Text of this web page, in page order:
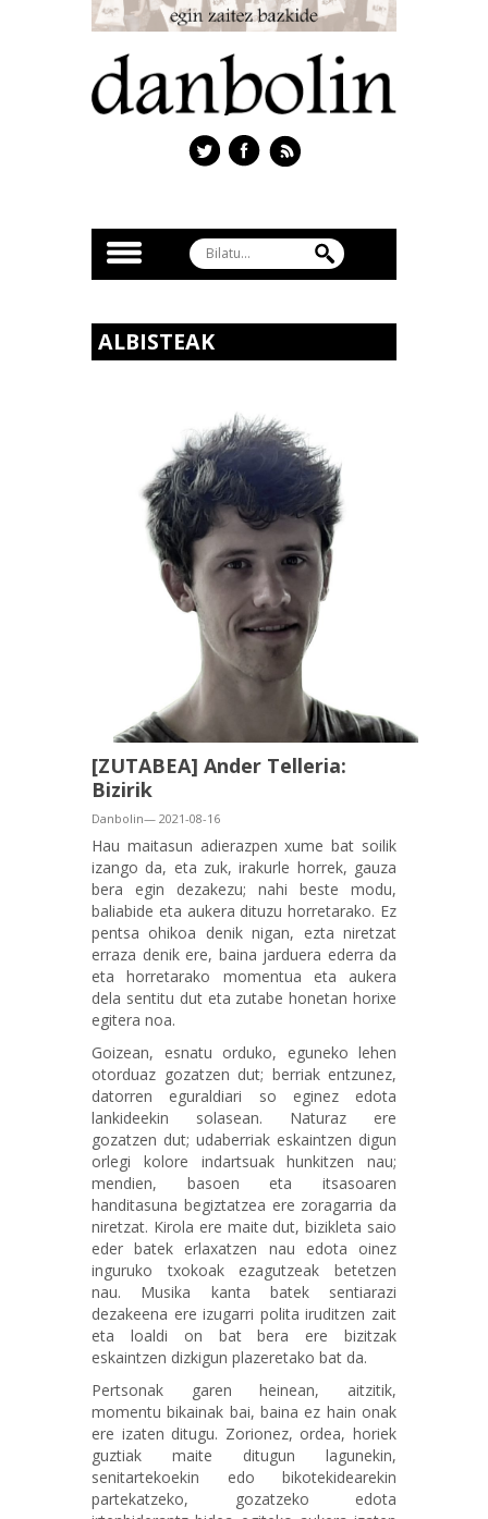
ALBISTEAK
[ZUTABEA] Ander Telleria:
Bizirik
Danbolin— 2021-08-16
Hau maitasun adierazpen xume bat soilik
izango da, eta zuk, irakurle horrek, gauza
bera egin dezakezu; nahi beste modu,
baliabide eta aukera dituzu horretarako. Ez
pentsa ohikoa denik nigan, ezta niretzat
erraza denik ere, baina jarduera ederra da
eta horretarako momentua eta aukera
dela sentitu dut eta zutabe honetan horixe
egitera noa.
Goizean, esnatu orduko, eguneko lehen
otorduaz gozatzen dut; berriak entzunez,
datorren eguraldiari so eginez edota
lankideekin solasean. Naturaz ere
gozatzen dut; udaberriak eskaintzen digun
orlegi kolore indartsuak hunkitzen nau;
mendien, basoen eta itsasoaren
handitasuna begiztatzea ere zoragarria da
niretzat. Kirola ere maite dut, bizikleta saio
eder batek erlaxatzen nau edota oinez
inguruko txokoak ezagutzeak betetzen
nau. Musika kanta batek sentiarazi
dezakeena ere izugarri polita iruditzen zait
eta loaldi on bat bera ere bizitzak
eskaintzen dizkigun plazeretako bat da.
Pertsonak garen heinean, aitzitik,
momentu bikainak bai, baina ez hain onak
ere izaten ditugu. Zorionez, ordea, horiek
guztiak maite ditugun lagunekin,
senitartekoekin edo bikotekidearekin
partekatzeko, gozatzeko edota